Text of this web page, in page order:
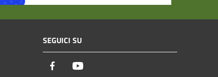
SEGUICI SU
Facebook